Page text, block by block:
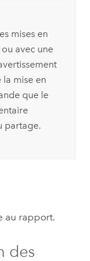
mises en
avec une
la mise en
que le
partage.
au rapport.
des